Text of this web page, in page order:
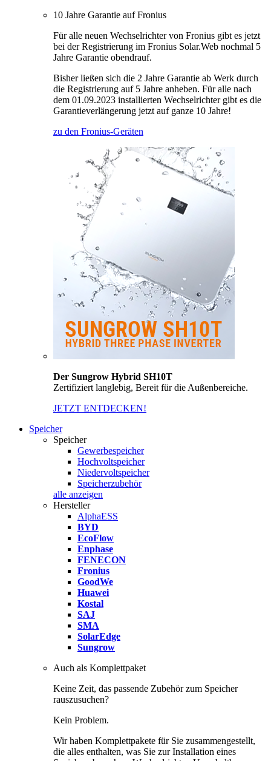
10 Jahre Garantie auf Fronius
Für alle neuen Wechselrichter von Fronius gibt es jetzt
bei der Registrierung im Fronius Solar.Web nochmal 5
Jahre Garantie obendrauf.
Bisher ließen sich die 2 Jahre Garantie ab Werk durch
die Registrierung auf 5 Jahre anheben. Für alle nach
dem 01.09.2023 installierten Wechselrichter gibt es die
Garantieverlängerung jetzt auf ganze 10 Jahre!
zu den Fronius-Geräten
Der Sungrow Hybrid SH10T
Zertifiziert langlebig, Bereit für die Außenbereiche.
JETZT ENTDECKEN!
Speicher
Speicher
Gewerbespeicher
Hochvoltspeicher
Niedervoltspeicher
Speicherzubehör
alle anzeigen
Hersteller
AlphaESS
BYD
EcoFlow
Enphase
FENECON
Fronius
GoodWe
Huawei
Kostal
SAJ
SMA
SolarEdge
Sungrow
Auch als Komplettpaket
Keine Zeit, das passende Zubehör zum Speicher
rauszusuchen?
Kein Problem.
Wir haben Komplettpakete für Sie zusammengestellt,
die alles enthalten, was Sie zur Installation eines